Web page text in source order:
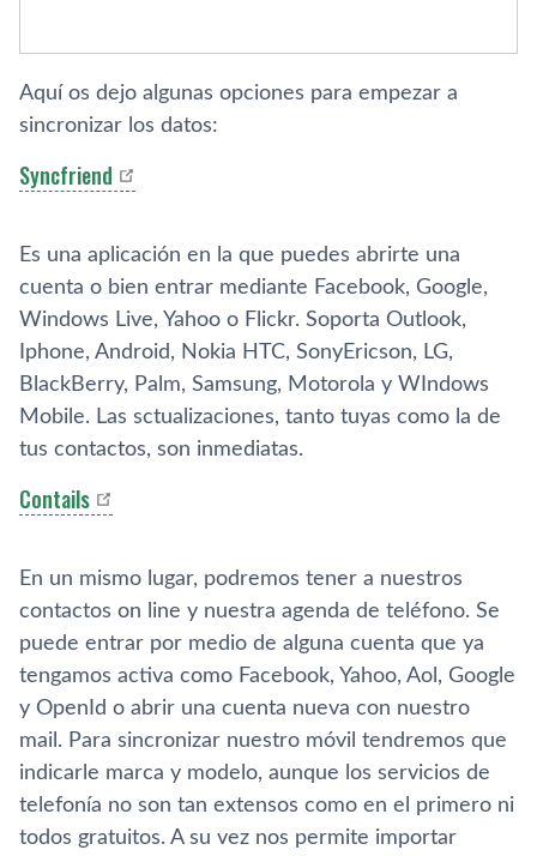
Aquí­ os dejo algunas opciones para empezar a
sincronizar los datos:
Syncfriend
Es una aplicación en la que puedes abrirte una
cuenta o bien entrar mediante Facebook, Google,
Windows Live, Yahoo o Flickr. Soporta Outlook,
Iphone, Android, Nokia HTC, SonyEricson, LG,
BlackBerry, Palm, Samsung, Motorola y WIndows
Mobile. Las sctualizaciones, tanto tuyas como la de
tus contactos, son inmediatas.
Contails
En un mismo lugar, podremos tener a nuestros
contactos on line y nuestra agenda de teléfono. Se
puede entrar por medio de alguna cuenta que ya
tengamos activa como Facebook, Yahoo, Aol, Google
y OpenId o abrir una cuenta nueva con nuestro
mail. Para sincronizar nuestro móvil tendremos que
indicarle marca y modelo, aunque los servicios de
telefoní­a no son tan extensos como en el primero ni
todos gratuitos. A su vez nos permite importar